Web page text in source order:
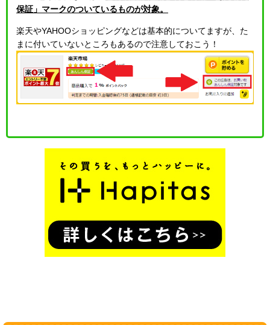
保証」マークのついているものが対象。
楽天やYAHOOショッピングなどは基本的についてますが、た
まに付いていないところもあるので注意しておこう！